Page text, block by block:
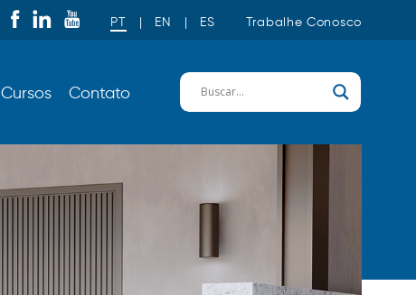
PT | EN | ES Trabalhe Conosco
Cursos Contato